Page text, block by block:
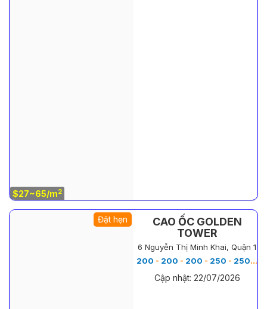
$27~65/m2
Đặt hẹn
CAO ỐC GOLDEN
TOWER
6 Nguyễn Thị Minh Khai, Quận 1
200 - 200 - 200 - 250 - 250-
Cập nhật: 22/07/2026